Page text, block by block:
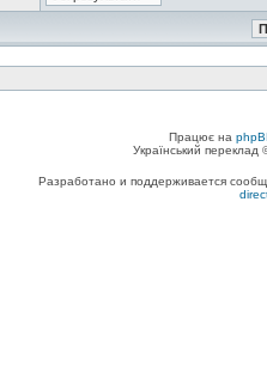
Працює на
Український
Разработано и поддерживается